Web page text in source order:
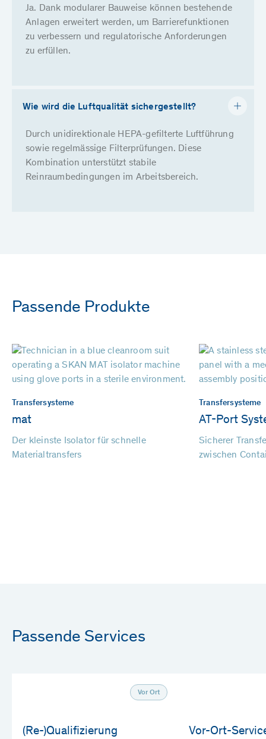
Ja. Dank modularer Bauweise können bestehende
Anlagen erweitert werden, um Barrierefunktionen
zu verbessern und regulatorische Anforderungen
zu erfüllen.
Wie wird die Luftqualität sichergestellt?
Durch unidirektionale HEPA-gefilterte Luftführung
sowie regelmässige Filterprüfungen. Diese
Kombination unterstützt stabile
Reinraumbedingungen im Arbeitsbereich.
Passende Produkte
Transfersysteme
mat
Der kleinste Isolator für schnelle
Materialtransfers
Transfersysteme
AT-Port
Sicherer
zwischen
Passende Services
Vor Ort
(Re-)Qualifizierung Vor-Ort-